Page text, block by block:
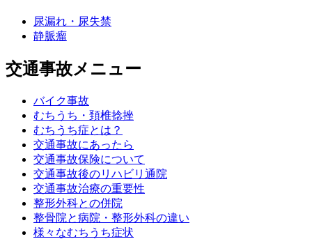
尿漏れ・尿失禁
静脈瘤
交通事故メニュー
バイク事故
むちうち・頚椎捻挫
むちうち症とは？
交通事故にあったら
交通事故保険について
交通事故後のリハビリ通院
交通事故治療の重要性
整形外科との併院
整骨院と病院・整形外科の違い
様々なむちうち症状